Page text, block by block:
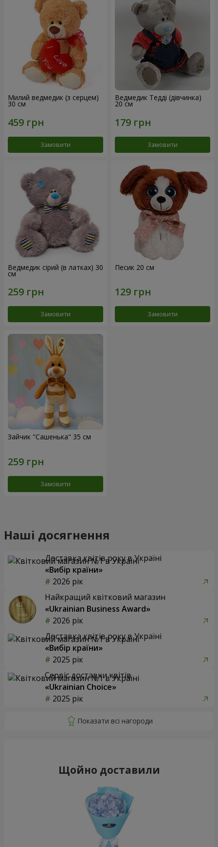
Милий ведмедик (з серцем)
30 см
Замовити
Ведмедик Тедді (дівчинка)
20 см
Замовити
Ведмедик сірий (в латках) 30
см
Замовити
Песик 20 см
Замовити
Зайчик "Сашенька" 35 см
Замовити
Наші досягнення
Доставка квітів року в Україні
«Вибір країни»
2026 рік
Найкращий квітковий магазин
«Ukrainian Business Award»
2026 рік
Доставка квітів року в Україні
«Вибір країни»
2025 рік
Сервіс доставки квітів
«Ukrainian Choice»
2025 рік
Щойно доставили